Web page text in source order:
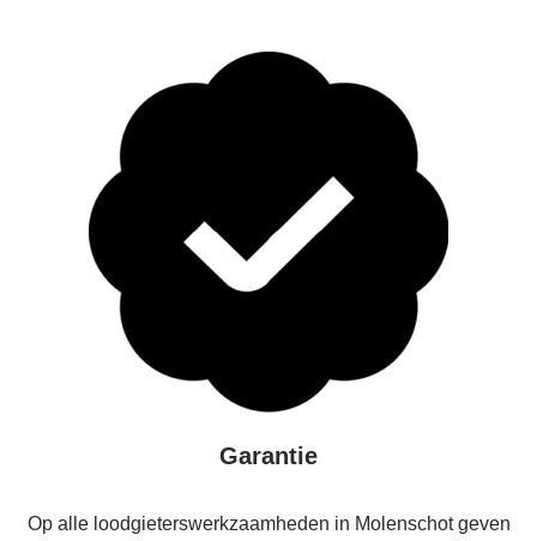
Garantie
Op alle loodgieterswerkzaamheden in Molenschot geven